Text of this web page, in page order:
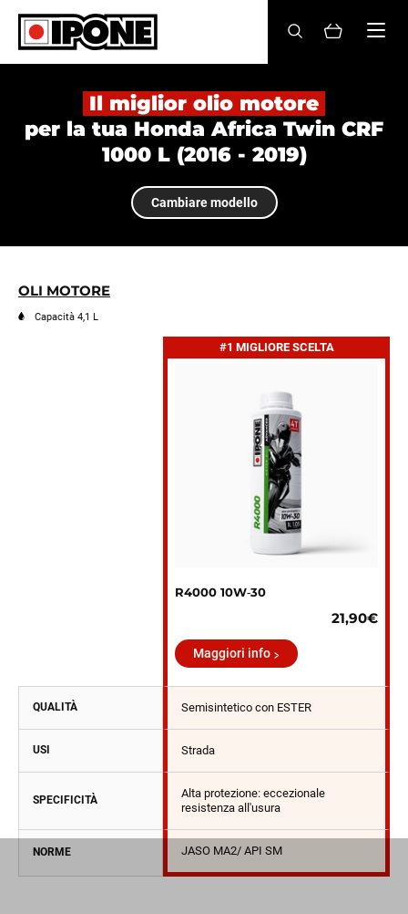
Ipone
OLI MOTORE
CURA
MANUTENZIONE
Rivenditori
Il miglior olio motore
per la tua Honda Africa Twin CRF
1000 L (2016 - 2019)
Cambiare modello
OLI MOTORE
Capacità 4,1 L
#1 MIGLIORE SCELTA
R4000 10W‑30
21,90€
Maggiori info
QUALITÀ Semisintetico con ESTER
USI Strada
SPECIFICITÀ
Alta protezione: eccezionale
resistenza all'usura
NORME JASO MA2/ API SM